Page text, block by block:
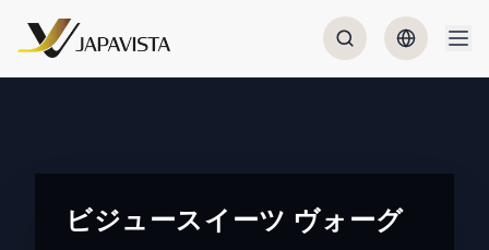
ビジュースイーツ ヴォーグ